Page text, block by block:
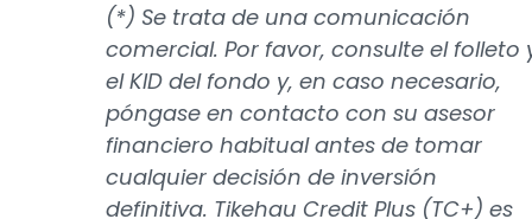
(*) Se trata de una comunicación
comercial. Por favor, consulte el folleto
el KID del fondo y, en caso necesario,
póngase en contacto con su asesor
financiero habitual antes de tomar
cualquier decisión de inversión
definitiva. Tikehau Credit Plus (TC+) es